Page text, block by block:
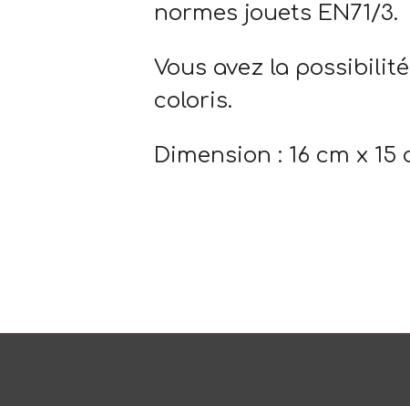
normes jouets EN71/3.
Vous avez la
coloris.
Dimension : 16 cm x 15